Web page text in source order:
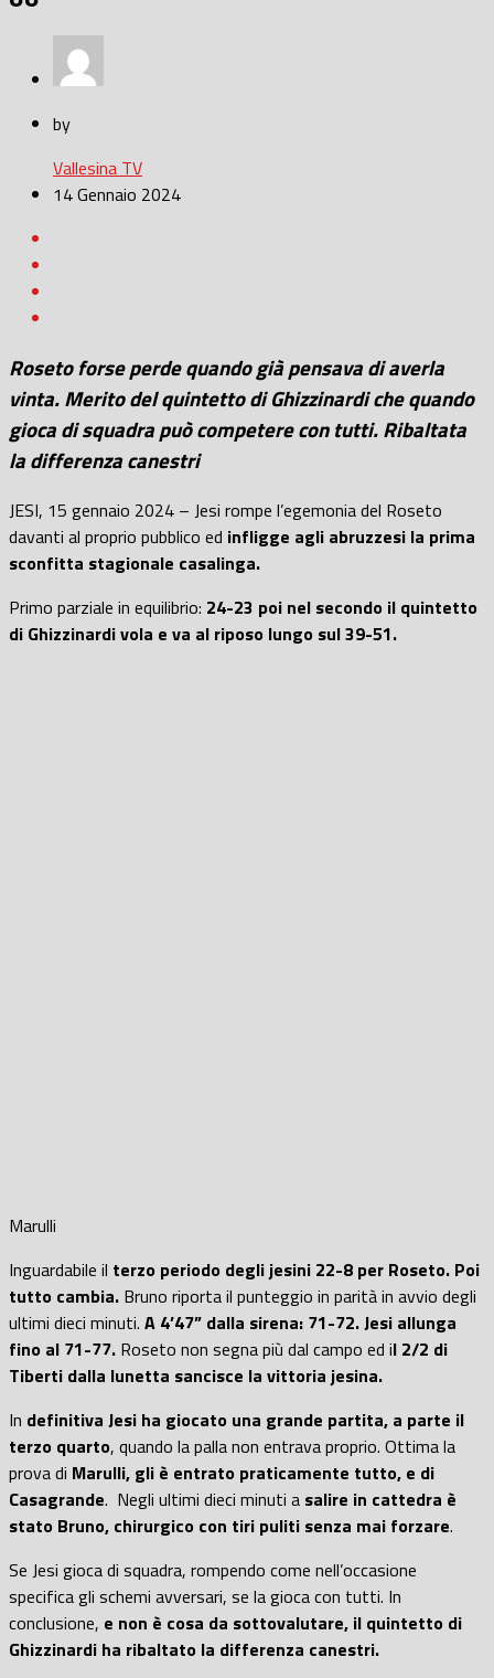
by
Vallesina TV
14 Gennaio 2024
Roseto forse perde quando già pensava di averla
vinta. Merito del quintetto di Ghizzinardi che quando
gioca di squadra può competere con tutti. Ribaltata
la differenza canestri
JESI, 15 gennaio 2024 – Jesi rompe l’egemonia del Roseto
davanti al proprio pubblico ed infligge agli abruzzesi la prima
sconfitta stagionale casalinga.
Primo parziale in equilibrio: 24-23 poi nel secondo il quintetto
di Ghizzinardi vola e va al riposo lungo sul 39-51.
Marulli
Inguardabile il terzo periodo degli jesini 22-8 per Roseto. Poi
tutto cambia. Bruno riporta il punteggio in parità in avvio degli
ultimi dieci minuti. A 4’47” dalla sirena: 71-72. Jesi allunga
fino al 71-77. Roseto non segna più dal campo ed il 2/2 di
Tiberti dalla lunetta sancisce la vittoria jesina.
In definitiva Jesi ha giocato una grande partita, a parte il
terzo quarto, quando la palla non entrava proprio. Ottima la
prova di Marulli, gli è entrato praticamente tutto, e di
Casagrande. Negli ultimi dieci minuti a salire in cattedra è
stato Bruno, chirurgico con tiri puliti senza mai forzare.
Se Jesi gioca di squadra, rompendo come nell’occasione
specifica gli schemi avversari, se la gioca con tutti. In
conclusione, e non è cosa da sottovalutare, il quintetto di
Ghizzinardi ha ribaltato la differenza canestri.